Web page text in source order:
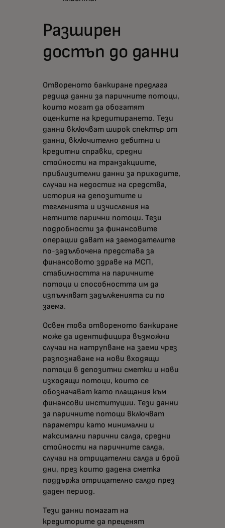
Разширен
достъп до данни
Отвореното банкиране предлага
редица данни за паричните потоци,
които могат да обогатят
оценките на кредитирането. Тези
данни включват широк спектър от
данни, включително дебитни и
кредитни справки, средни
стойности на транзакциите,
приблизителни данни за приходите,
случаи на недостиг на средства,
история на депозитите и
тегленията и изчисления на
нетните парични потоци. Тези
подробности за финансовите
операции дават на заемодателите
по-задълбочена представа за
финансовото здраве на МСП,
стабилността на паричните
потоци и способността им да
изпълняват задълженията си по
заема.
Освен това отвореното банкиране
може да идентифицира възможни
случаи на натрупване на заеми чрез
разпознаване на нови входящи
потоци в депозитни сметки и нови
изходящи потоци, които се
обозначават като плащания към
финансови институции. Тези данни
за паричните потоци включват
параметри като минимални и
максимални парични салда, средни
стойности на паричните салда,
случаи на отрицателни салда и брой
дни, през които дадена сметка
поддържа отрицателно салдо през
даден период.
Тези данни помагат на
кредиторите да преценят